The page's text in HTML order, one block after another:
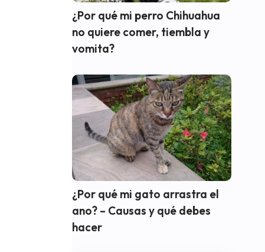
¿Por qué mi perro Chihuahua
no quiere comer, tiembla y
vomita?
¿Por qué mi gato arrastra el
ano? – Causas y qué debes
hacer